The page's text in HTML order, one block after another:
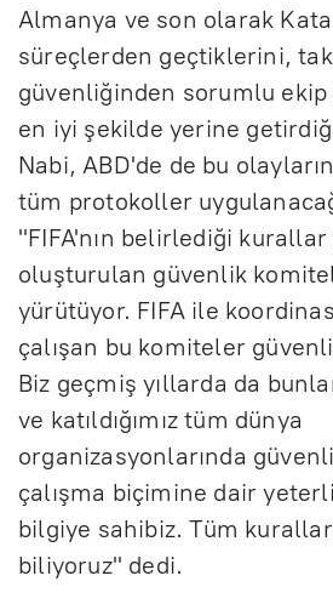
Almanya ve son olarak
süreçlerden geçtiklerini,
güvenliğinden sorumlu
en iyi şekilde yerine
Nabi, ABD'de de bu
tüm protokoller
"FIFA'nın belirlediği kurallar
oluşturulan güvenlik
yürütüyor. FIFA ile
çalışan bu komiteler
Biz geçmiş yıllarda da
ve katıldığımız tüm dünya
organizasyonlarında
çalışma biçimine dair
bilgiye sahibiz. Tüm
biliyoruz" dedi.